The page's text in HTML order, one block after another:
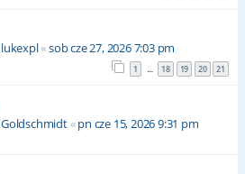
lukexpl«sob cze 27, 2026 7:03 pm
1 … 18 19 20 21
Goldschmidt«pn cze 15, 2026 9:31 pm